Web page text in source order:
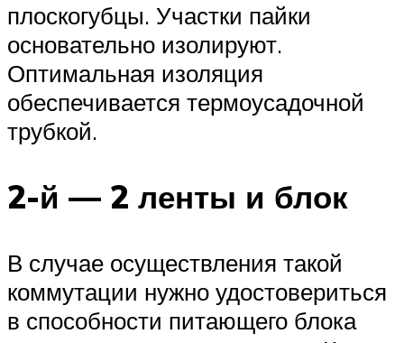
плоскогубцы. Участки пайки
основательно изолируют.
Оптимальная изоляция
обеспечивается термоусадочной
трубкой.
2-й — 2 ленты и блок
В случае осуществления такой
коммутации нужно удостовериться
в способности питающего блока